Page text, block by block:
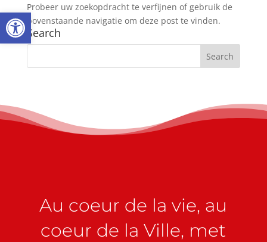
Open toolbar
Probeer uw zoekopdracht te verfijnen of gebruik de
bovenstaande navigatie om deze post te vinden.
Search
Au coeur de la vie, au
coeur de la Ville, met